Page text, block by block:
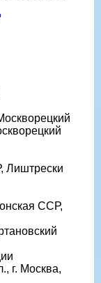
Лиштрески
ССР,
г. Москва,